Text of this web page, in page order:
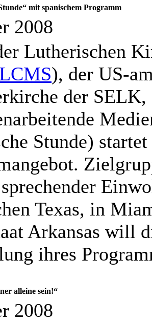
mit spanischem Programm
2008
Lutherischen
LCMS), der US-
der SELK,
Stunde)
Texas, in
Arkansas will
ihres
alleine sein!“
2008